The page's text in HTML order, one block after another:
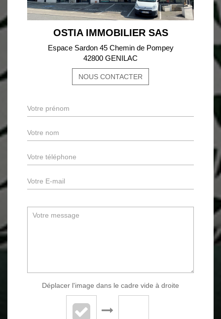
OSTIA IMMOBILIER SAS
Espace Sardon 45 Chemin de Pompey
42800 GENILAC
NOUS CONTACTER
Déplacer l'image dans le cadre vide à droite